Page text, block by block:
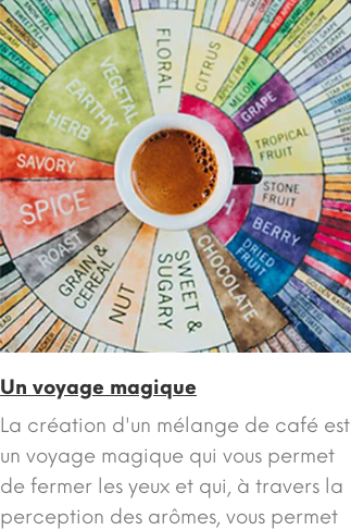
Un voyage magique
La création d'un mélange de café est
un voyage magique qui vous permet
de fermer les yeux et qui, à travers la
perception des arômes, vous permet